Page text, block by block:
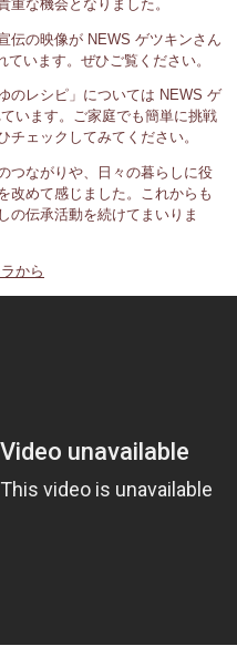
重な機会となりました。
伝の映像が NEWS ゲツキンさん
います。ぜひご覧ください。
のレシピ」については NEWS ゲ
います。ご家庭でも簡単に挑戦
ェックしてみてください。
つながりや、日々の暮らしに役
改めて感じました。これからも
の伝承活動を続けてまいりま
から